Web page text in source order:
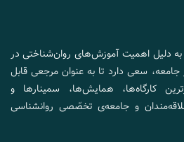
دلیل اهمیت آموزش‌های روان‌شناختی در
سعی دارد تا به عنوان مرجعی قابل
کارگاه‌ها، همایش‌ها، سمینارها و
و جامعه‌ی تخصّصی روانشناسی